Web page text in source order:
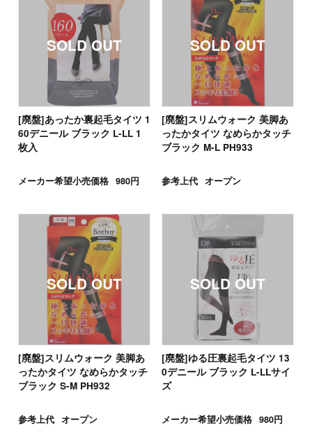
[廃盤]あったか裏起毛タイツ 1
60デニール ブラック L-LL 1
枚入
メーカー希望小売価格 980円
[廃盤]スリムウォーク 美脚あ
ったかタイツ なめらかタッチ
ブラック M-L PH933
参考上代 オープン
[廃盤]スリムウォーク 美脚あ
ったかタイツ なめらかタッチ
ブラック S-M PH932
参考上代 オープン
[廃盤]ゆる圧裏起毛タイツ 13
0デニール ブラック L-LLサイ
ズ
メーカー希望小売価格 980円